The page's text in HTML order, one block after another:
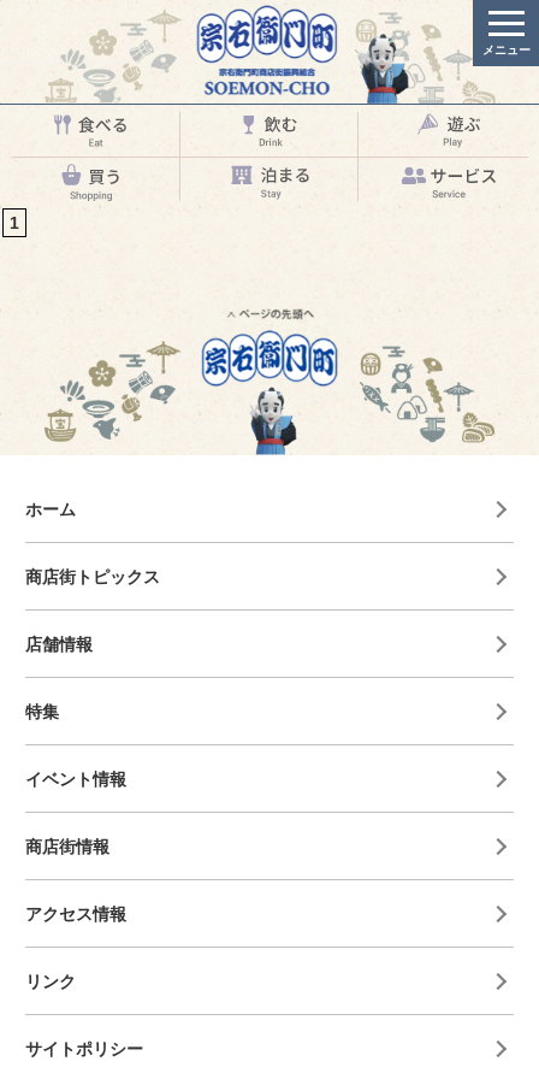
メニュー
1
ホーム
商店街トピックス
店舗情報
特集
イベント情報
商店街情報
アクセス情報
リンク
サイトポリシー